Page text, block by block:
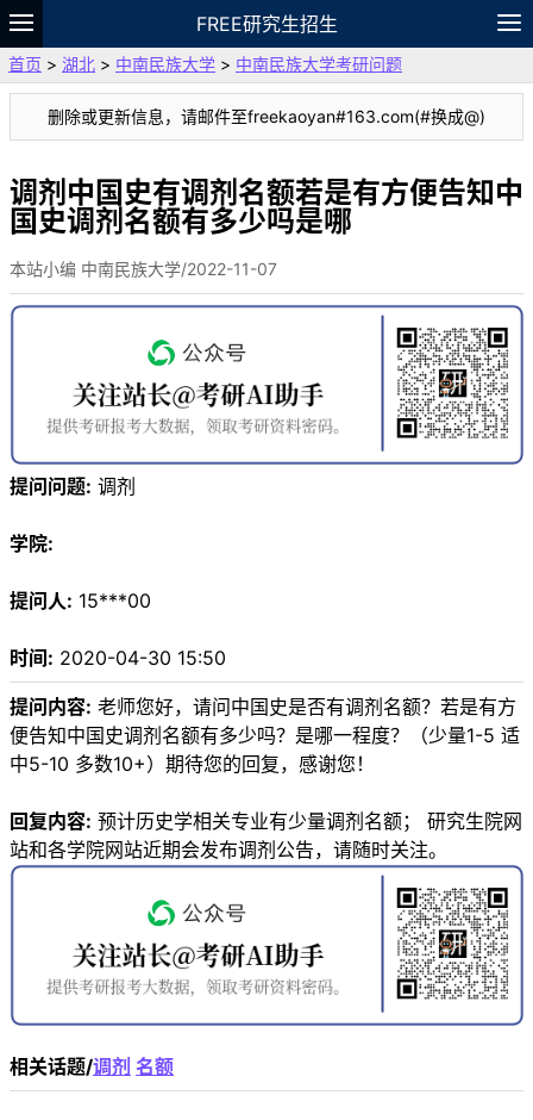
FREE研究生招生
题库
故事 专题 APP 笔记
论坛
VIP
资料
首页 > 湖北 > 中南民族大学 > 中南民族大学考研问题
删除或更新信息，请邮件至freekaoyan#163.com(#换成@)
调剂中国史有调剂名额若是有方便告知中
国史调剂名额有多少吗是哪
本站小编 中南民族大学/2022-11-07
提问问题: 调剂
学院:
提问人: 15***00
时间: 2020-04-30 15:50
提问内容: 老师您好，请问中国史是否有调剂名额？若是有方
便告知中国史调剂名额有多少吗？是哪一程度？（少量1-5 适
中5-10 多数10+）期待您的回复，感谢您！
回复内容: 预计历史学相关专业有少量调剂名额； 研究生院网
站和各学院网站近期会发布调剂公告，请随时关注。
相关话题/调剂 名额